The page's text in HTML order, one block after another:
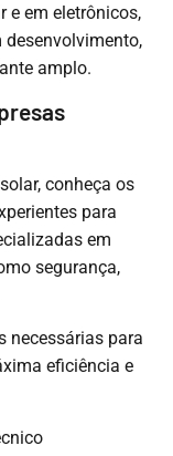
e em eletrônicos,
desenvolvimento,
amplo.
conheça os
para
em
segurança,
necessárias para
eficiência e